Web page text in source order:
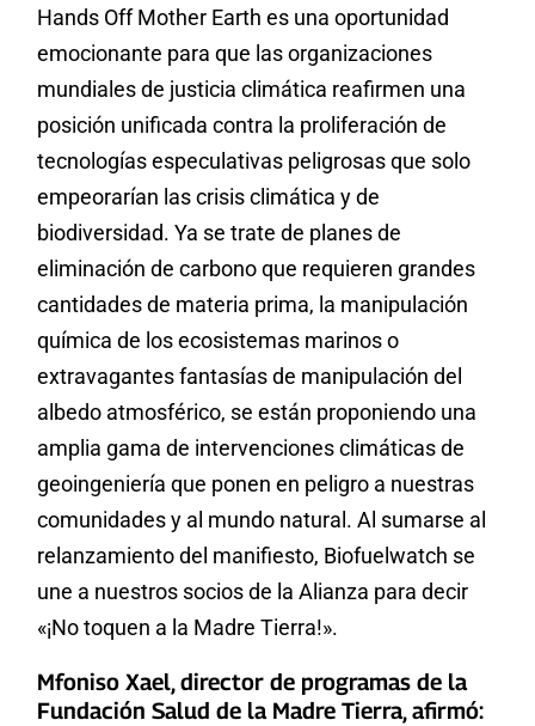
Hands Off Mother Earth es una oportunidad
emocionante para que las organizaciones
mundiales de justicia climática reafirmen una
posición unificada contra la proliferación de
tecnologías especulativas peligrosas que solo
empeorarían las crisis climática y de
biodiversidad. Ya se trate de planes de
eliminación de carbono que requieren grandes
cantidades de materia prima, la manipulación
química de los ecosistemas marinos o
extravagantes fantasías de manipulación del
albedo atmosférico, se están proponiendo una
amplia gama de intervenciones climáticas de
geoingeniería que ponen en peligro a nuestras
comunidades y al mundo natural. Al sumarse al
relanzamiento del manifiesto, Biofuelwatch se
une a nuestros socios de la Alianza para decir
«¡No toquen a la Madre Tierra!».
Mfoniso Xael, director de programas de la
Fundación Salud de la Madre Tierra, afirmó: